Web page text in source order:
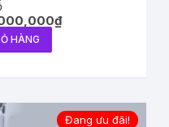
₫
HÀNG
Đang ưu đãi!